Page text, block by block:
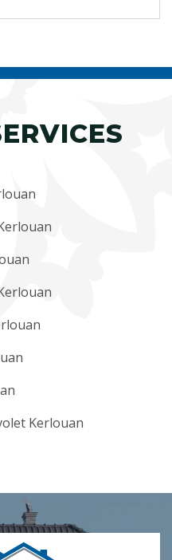
Kerlouan